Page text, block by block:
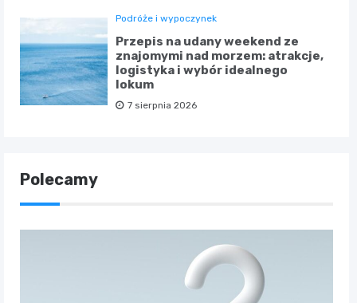
Podróże i wypoczynek
Przepis na udany weekend ze
znajomymi nad morzem: atrakcje,
logistyka i wybór idealnego
lokum
7 sierpnia 2026
Polecamy